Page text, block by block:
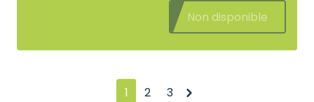
Non disponible
1 2 3 Suivant